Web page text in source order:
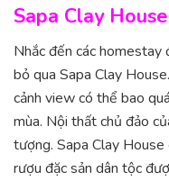
Sapa Clay House
Nhắc đến các homestay
bỏ qua Sapa Clay
cảnh view có thể bao
mùa. Nội thất chủ đảo
tượng. Sapa Clay House
rượu đặc sản dân tộc